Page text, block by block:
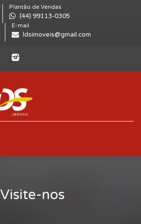
Plantão de Vendas
(44) 99113-0305
E-mail
ldsimoveis@gmail.com
Visite-nos